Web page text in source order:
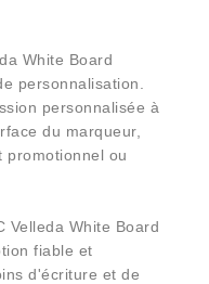
White Board
personnalisation.
personnalisée à
du marqueur,
promotionnel ou
Velleda White Board
fiable et
d'écriture et de